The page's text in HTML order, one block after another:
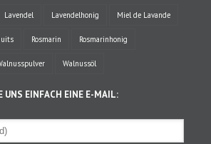
Lavendel Lavendelhonig Miel de Lavande
Rosmarin Rosmarinhonig
Walnussöl
UNS EINFACH EINE E-MAIL: